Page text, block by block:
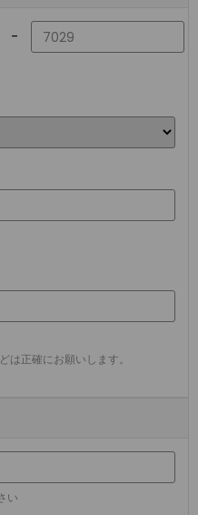
-
は正確にお願いします。
い